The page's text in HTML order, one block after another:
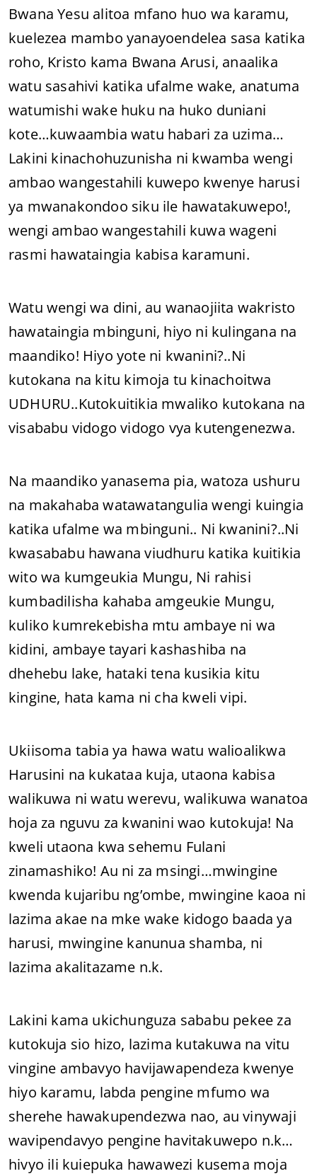
Bwana Yesu alitoa mfano huo wa karamu,
kuelezea mambo yanayoendelea sasa katika
roho, Kristo kama Bwana Arusi, anaalika
watu sasahivi katika ufalme wake, anatuma
watumishi wake huku na huko duniani
kote…kuwaambia watu habari za uzima…
Lakini kinachohuzunisha ni kwamba wengi
ambao wangestahili kuwepo kwenye harusi
ya mwanakondoo siku ile hawatakuwepo!,
wengi ambao wangestahili kuwa wageni
rasmi hawataingia kabisa karamuni.
Watu wengi wa dini, au wanaojiita wakristo
hawataingia mbinguni, hiyo ni kulingana na
maandiko! Hiyo yote ni kwanini?..Ni
kutokana na kitu kimoja tu kinachoitwa
UDHURU..Kutokuitikia mwaliko kutokana na
visababu vidogo vidogo vya kutengenezwa.
Na maandiko yanasema pia, watoza ushuru
na makahaba watawatangulia wengi kuingia
katika ufalme wa mbinguni.. Ni kwanini?..Ni
kwasababu hawana viudhuru katika kuitikia
wito wa kumgeukia Mungu, Ni rahisi
kumbadilisha kahaba amgeukie Mungu,
kuliko kumrekebisha mtu ambaye ni wa
kidini, ambaye tayari kashashiba na
dhehebu lake, hataki tena kusikia kitu
kingine, hata kama ni cha kweli vipi.
Ukiisoma tabia ya hawa watu walioalikwa
Harusini na kukataa kuja, utaona kabisa
walikuwa ni watu werevu, walikuwa wanatoa
hoja za nguvu za kwanini wao kutokuja! Na
kweli utaona kwa sehemu Fulani
zinamashiko! Au ni za msingi…mwingine
kwenda kujaribu ng’ombe, mwingine kaoa ni
lazima akae na mke wake kidogo baada ya
harusi, mwingine kanunua shamba, ni
lazima akalitazame n.k.
Lakini kama ukichunguza sababu pekee za
kutokuja sio hizo, lazima kutakuwa na vitu
vingine ambavyo havijawapendeza kwenye
hiyo karamu, labda pengine mfumo wa
sherehe hawakupendezwa nao, au vinywaji
wavipendavyo pengine havitakuwepo n.k…
hivyo ili kuiepuka hawawezi kusema moja